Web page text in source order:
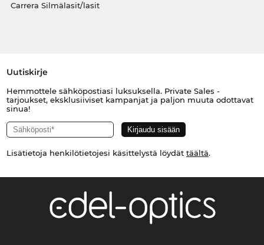
Carrera Silmälasit/lasit
Uutiskirje
Hemmottele sähköpostiasi luksuksella. Private Sales -
tarjoukset, eksklusiiviset kampanjat ja paljon muuta odottavat
sinua!
Lisätietoja henkilötietojesi käsittelystä löydät täältä.